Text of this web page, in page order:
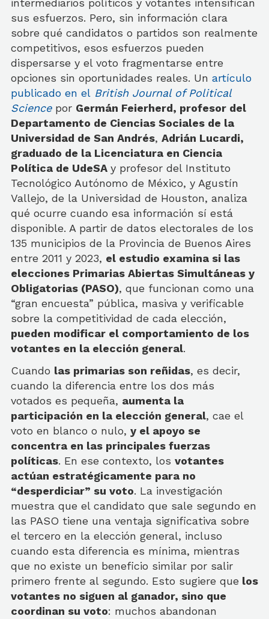
intermediarios políticos y votantes intensifican
sus esfuerzos. Pero, sin información clara
sobre qué candidatos o partidos son realmente
competitivos, esos esfuerzos pueden
dispersarse y el voto fragmentarse entre
opciones sin oportunidades reales. Un artículo
publicado en el British Journal of Political
Sciencepor Germán Feierherd, profesor del
Departamento de Ciencias Sociales de la
Universidad de San Andrés, Adrián Lucardi,
graduado de la Licenciatura en Ciencia
Política de UdeSA y profesor del Instituto
Tecnológico Autónomo de México, y Agustín
Vallejo, de la Universidad de Houston, analiza
qué ocurre cuando esa información sí está
disponible. A partir de datos electorales de los
135 municipios de la Provincia de Buenos Aires
entre 2011 y 2023, el estudio examina si las
elecciones Primarias Abiertas Simultáneas y
Obligatorias (PASO), que funcionan como una
“gran encuesta” pública, masiva y verificable
sobre la competitividad de cada elección,
pueden modificar el comportamiento de los
votantes en la elección general.
Cuando las primarias son reñidas, es decir,
cuando la diferencia entre los dos más
votados es pequeña, aumenta la
participación en la elección general, cae el
voto en blanco o nulo, y el apoyo se
concentra en las principales fuerzas
políticas. En ese contexto, los votantes
actúan estratégicamente para no
“desperdiciar” su voto. La investigación
muestra que el candidato que sale segundo en
las PASO tiene una ventaja significativa sobre
el tercero en la elección general, incluso
cuando esta diferencia es mínima, mientras
que no existe un beneficio similar por salir
primero frente al segundo. Esto sugiere que los
votantes no siguen al ganador, sino que
coordinan su voto: muchos abandonan